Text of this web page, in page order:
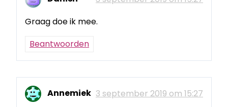
Graag doe ik mee.
Beantwoorden
Annemiek 3 september 2019 om 15:27